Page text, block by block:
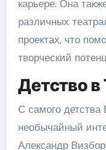
карьере. Она
различных
проектах, что
творческий
Детство в
С самого детства
необычайный
Александр